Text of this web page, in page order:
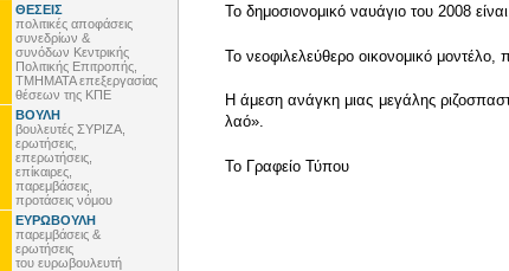
ΘΕΣΕΙΣ
πολιτικές αποφάσεις
συνεδρίων &
συνόδων Κεντρικής
Πολιτικής Επιτροπής,
ΤΜΗΜΑΤΑ επεξεργασίας
θέσεων της ΚΠΕ
ΒΟΥΛΗ
βουλευτές ΣΥΡΙΖΑ,
ερωτήσεις,
επερωτήσεις,
επίκαιρες,
παρεμβάσεις,
προτάσεις νόμου
ΕΥΡΩΒΟΥΛΗ
παρεμβάσεις &
ερωτήσεις
του ευρωβουλευτή
Το δημοσιονομικό ναυάγιο του 2008
Το νεοφιλελεύθερο οικονομικό
Η άμεση ανάγκη μιας μεγάλης
λαό».
To Γραφείο Τύπου